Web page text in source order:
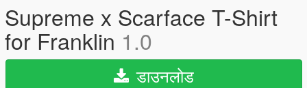
Supreme x Scarface T-Shirt
for Franklin 1.0
डाउनलोड